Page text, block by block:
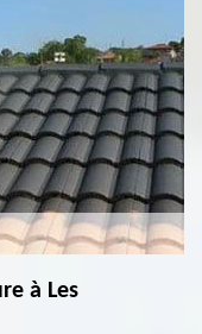
à Les